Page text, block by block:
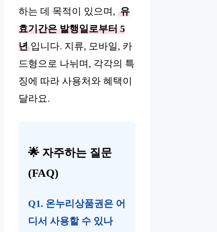
하는 데 목적이 있으며, 유
효기간은 발행일로부터 5
년 입니다. 지류, 모바일, 카
드형으로 나뉘며, 각각의 특
징에 따라 사용처와 혜택이
달라요.
🌟 자주하는 질문
(FAQ)
Q1. 온누리상품권은 어
디서 사용할 수 있나